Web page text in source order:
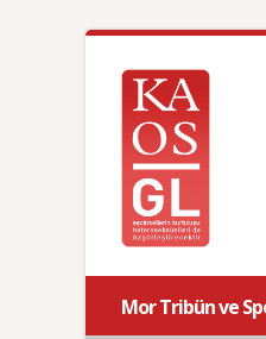
Mor Tribün ve